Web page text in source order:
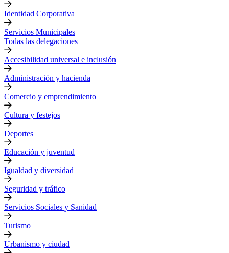
Identidad Corporativa
Servicios Municipales
Todas las delegaciones
Accesibilidad universal e inclusión
Administración y hacienda
Comercio y emprendimiento
Cultura y festejos
Deportes
Educación y juventud
Igualdad y diversidad
Seguridad y tráfico
Servicios Sociales y Sanidad
Turismo
Urbanismo y ciudad